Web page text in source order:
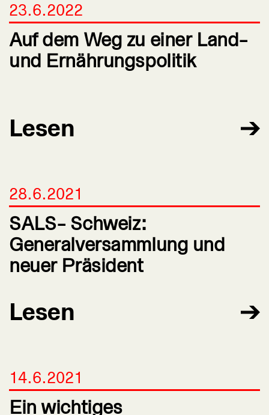
23.6.2022
Auf dem Weg zu einer Land-
und Ernährungspolitik
Lesen
28.6.2021
SALS- Schweiz:
Generalversammlung und
neuer Präsident
Lesen
14.6.2021
Ein wichtiges